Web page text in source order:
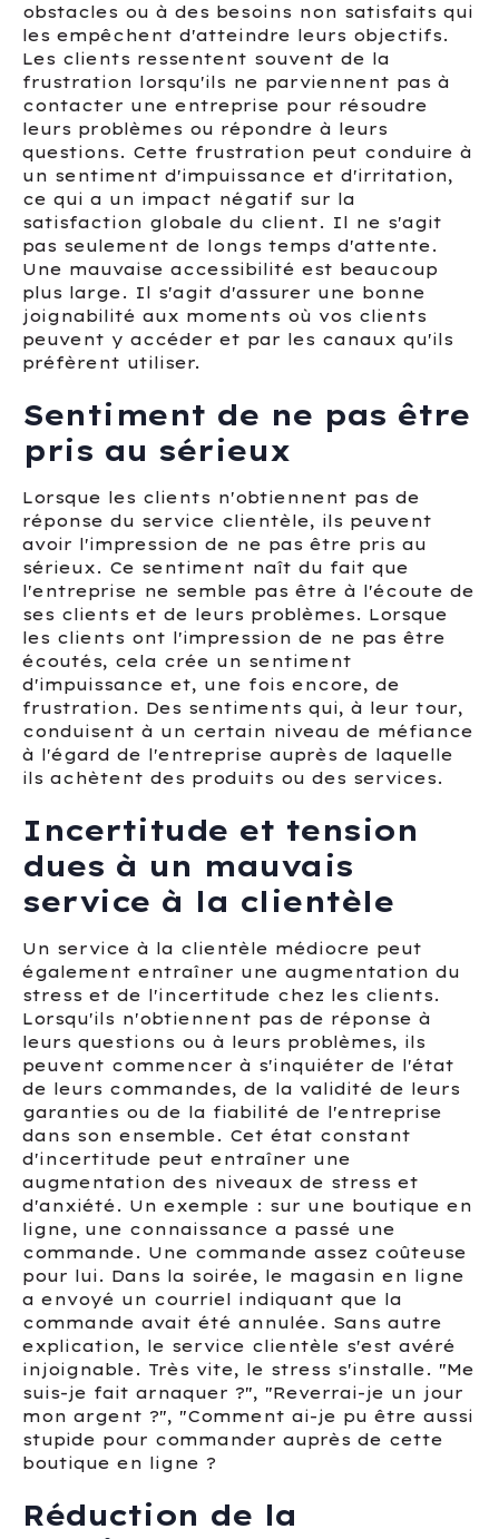
obstacles ou à des besoins non satisfaits qui
les empêchent d'atteindre leurs objectifs.
Les clients ressentent souvent de la
frustration lorsqu'ils ne parviennent pas à
contacter une entreprise pour résoudre
leurs problèmes ou répondre à leurs
questions. Cette frustration peut conduire à
un sentiment d'impuissance et d'irritation,
ce qui a un impact négatif sur la
satisfaction globale du client. Il ne s'agit
pas seulement de longs temps d'attente.
Une mauvaise accessibilité est beaucoup
plus large. Il s'agit d'assurer une bonne
joignabilité aux moments où vos clients
peuvent y accéder et par les canaux qu'ils
préfèrent utiliser.
Sentiment de ne pas être
pris au sérieux
Lorsque les clients n'obtiennent pas de
réponse du service clientèle, ils peuvent
avoir l'impression de ne pas être pris au
sérieux. Ce sentiment naît du fait que
l'entreprise ne semble pas être à l'écoute de
ses clients et de leurs problèmes. Lorsque
les clients ont l'impression de ne pas être
écoutés, cela crée un sentiment
d'impuissance et, une fois encore, de
frustration. Des sentiments qui, à leur tour,
conduisent à un certain niveau de méfiance
à l'égard de l'entreprise auprès de laquelle
ils achètent des produits ou des services.
Incertitude et tension
dues à un mauvais
service à la clientèle
Un service à la clientèle médiocre peut
également entraîner une augmentation du
stress et de l'incertitude chez les clients.
Lorsqu'ils n'obtiennent pas de réponse à
leurs questions ou à leurs problèmes, ils
peuvent commencer à s'inquiéter de l'état
de leurs commandes, de la validité de leurs
garanties ou de la fiabilité de l'entreprise
dans son ensemble. Cet état constant
d'incertitude peut entraîner une
augmentation des niveaux de stress et
d'anxiété. Un exemple : sur une boutique en
ligne, une connaissance a passé une
commande. Une commande assez coûteuse
pour lui. Dans la soirée, le magasin en ligne
a envoyé un courriel indiquant que la
commande avait été annulée. Sans autre
explication, le service clientèle s'est avéré
injoignable. Très vite, le stress s'installe. "Me
suis-je fait arnaquer ?", "Reverrai-je un jour
mon argent ?", "Comment ai-je pu être aussi
stupide pour commander auprès de cette
boutique en ligne ?
Réduction de la